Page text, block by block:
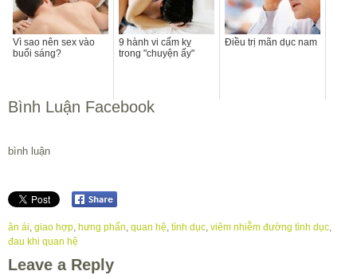
Vì sao nên sex vào
buổi sáng?
9 hành vi cấm kỵ
trong "chuyện ấy"
Điều trị mãn dục nam
Bình Luận Facebook
bình luận
ân ái giao hợp hưng phấn quan hệ tình dục viêm nhiễm đường tình dục
đau khi quan hệ
Leave a Reply